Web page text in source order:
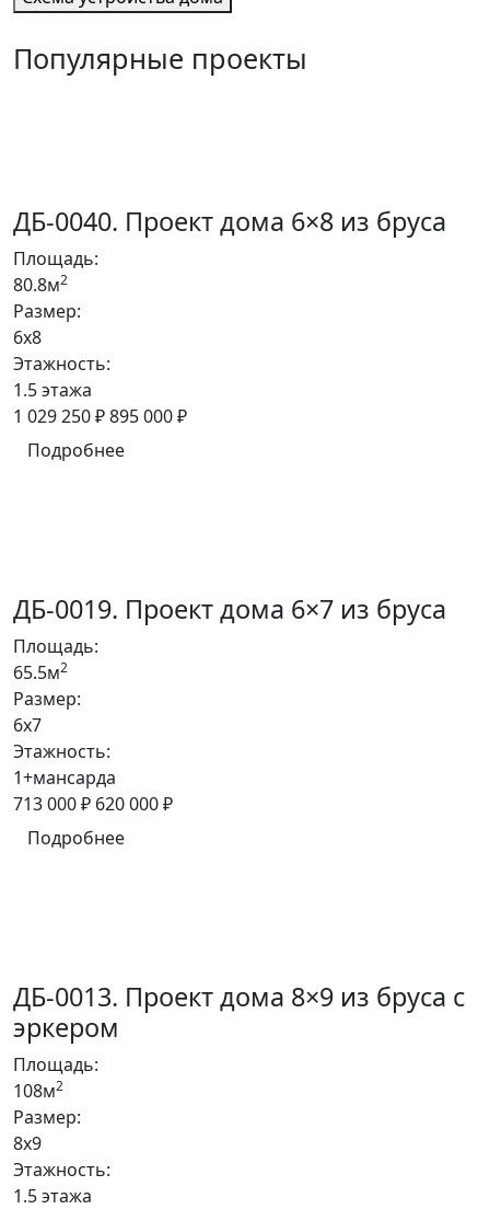
Популярные проекты
ДБ-0040. Проект дома 6×8 из бруса
Площадь:
80.8м2
Размер:
6x8
Этажность:
1.5 этажа
1 029 250 ₽895 000 ₽
Подробнее
ДБ-0019. Проект дома 6×7 из бруса
Площадь:
65.5м2
Размер:
6x7
Этажность:
1+мансарда
713 000 ₽ 620 000 ₽
Подробнее
ДБ-0013. Проект дома 8×9 из бруса с
эркером
Площадь:
108м2
Размер:
8x9
Этажность:
1.5 этажа